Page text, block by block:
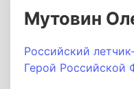
Мутовин
Российский
Герой Российской